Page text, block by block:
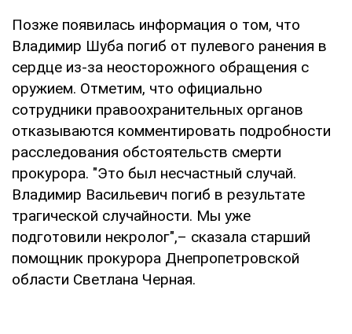
Позже появилась информация о том, что
Владимир Шуба погиб от пулевого ранения в
сердце из-за неосторожного обращения с
оружием. Отметим, что официально
сотрудники правоохранительных органов
отказываются комментировать подробности
расследования обстоятельств смерти
прокурора. "Это был несчастный случай.
Владимир Васильевич погиб в результате
трагической случайности. Мы уже
подготовили некролог",– сказала старший
помощник прокурора Днепропетровской
области Светлана Черная.